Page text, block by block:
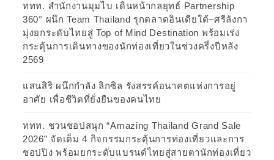
ททท. สำนักงานมุมไบ เดินหน้ากลยุทธ์ Partnership
360° ผนึก Team Thailand รุกตลาดอินเดียใต้–ศรีลังกา
มุ่งยกระดับไทยสู่ Top of Mind Destination พร้อมเร่ง
กระตุ้นการเดินทางของนักท่องเที่ยวในช่วงครึ่งปีหลัง
2569
แสนสิริ ผนึกกำลัง ลิกซิล รังสรรค์อนาคตแห่งการอยู่
อาศัย เพื่อชีวิตที่ยั่งยืนของคนไทย
ททท. ชวนชอปสนุก “Amazing Thailand Grand Sale
2026” จัดเต็ม 4 กิจกรรมกระตุ้นการท่องเที่ยวและการ
ชอปปิง พร้อมยกระดับแบรนด์ไทยสู่สายตานักท่องเที่ยว